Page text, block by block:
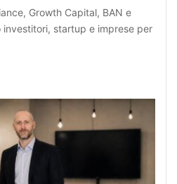
Growth Capital, BAN e
investitori, startup e imprese per